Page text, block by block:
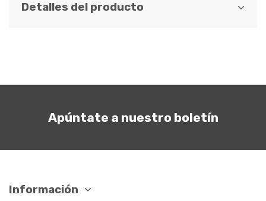
Detalles del producto
Apúntate a nuestro boletín
Información